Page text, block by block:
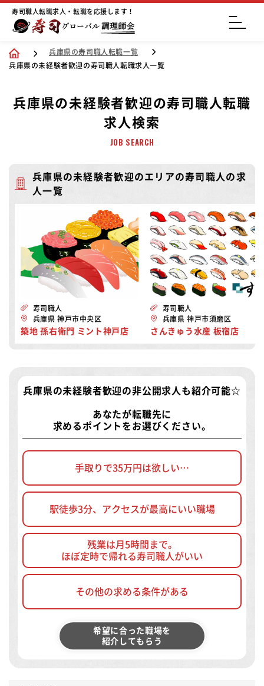
寿司職人転職求人・転職を応援します！
兵庫県の寿司職人転職一覧
兵庫県の未経験者歓迎の寿司職人転職求人一覧
兵庫県の未経験者歓迎の寿司職人転職
求人検索
JOB SEARCH
兵庫県の未経験者歓迎のエリアの寿司職人の求
人一覧
寿司職人
兵庫県 神戸市中央区
築地 孫右衛門 ミント神戸店
寿司職人
兵庫県 神戸市須磨区
さんきゅう水産 板宿店
兵庫県の未経験者歓迎の非公開求人 も紹介可能☆
あなたが転職先に
求めるポイントをお選びください。
手取りで35万円は欲しい…
駅徒歩3分、アクセスが最高にいい職場
残業は月5時間まで。
ほぼ定時で帰れる寿司職人がいい
その他の求める条件がある
希望に合った職場を
紹介してもらう